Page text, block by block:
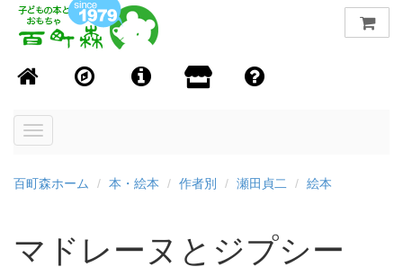
Toggle
百町森ホーム 本・絵本 作者別 瀬田貞二 絵本
マドレーヌとジプシー